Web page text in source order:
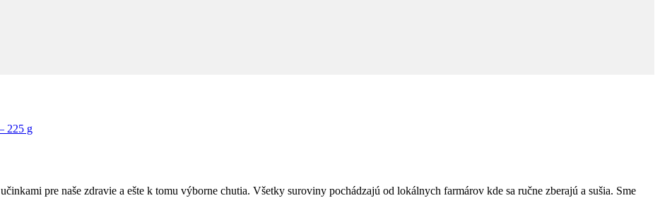
225 g
pre naše zdravie a ešte k tomu výborne chutia. Všetky suroviny pochádzajú od lokálnych farmárov kde sa ručne zberajú a sušia. Sme